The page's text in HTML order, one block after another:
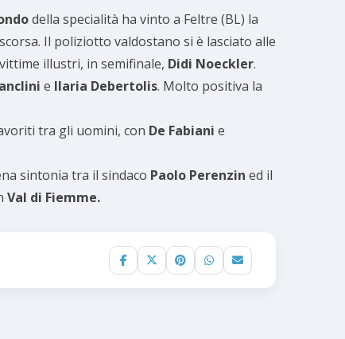
della specialità ha vinto a Feltre (BL) la
Il poliziotto valdostano si è lasciato alle
illustri, in semifinale, Didi Noeckler.
e Ilaria Debertolis. Molto positiva la
tra gli uomini, con De Fabiani e
sintonia tra il sindaco Paolo Perenzin ed il
Val di Fiemme.